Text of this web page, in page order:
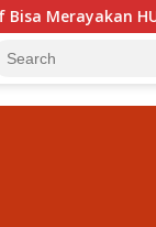
RI Penuh Suka